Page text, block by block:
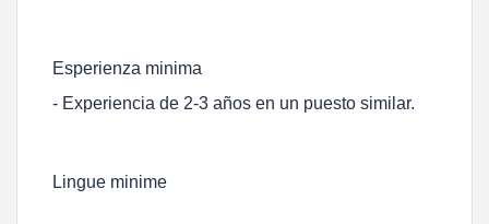
Esperienza minima
- Experiencia de 2-3 años en un puesto similar.
Lingue minime